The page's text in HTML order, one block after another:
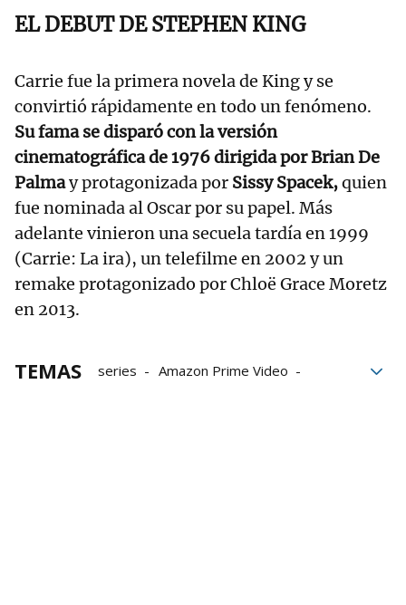
EL DEBUT DE STEPHEN KING
Carrie fue la primera novela de King y se
convirtió rápidamente en todo un fenómeno.
Su fama se disparó con la versión
cinematográfica de 1976 dirigida por Brian De
Palmay protagonizada por Sissy Spacek,quien
fue nominada al Oscar por su papel. Más
adelante vinieron una secuela tardía en 1999
(Carrie: La ira), un telefilme en 2002 y un
remake protagonizado por Chloë Grace Moretz
en 2013.
TEMAS series
Amazon Prime Video